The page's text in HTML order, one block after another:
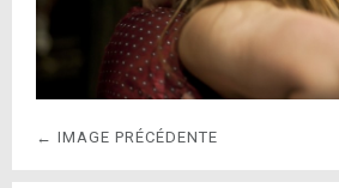
← IMAGE PRÉCÉDENTE